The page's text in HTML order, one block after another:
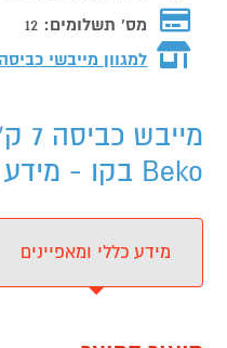
מס' תשלומים: 12
למגוון מייבשי
Beko בקו - מידע נוסף
מידע כללי ומאפיינים